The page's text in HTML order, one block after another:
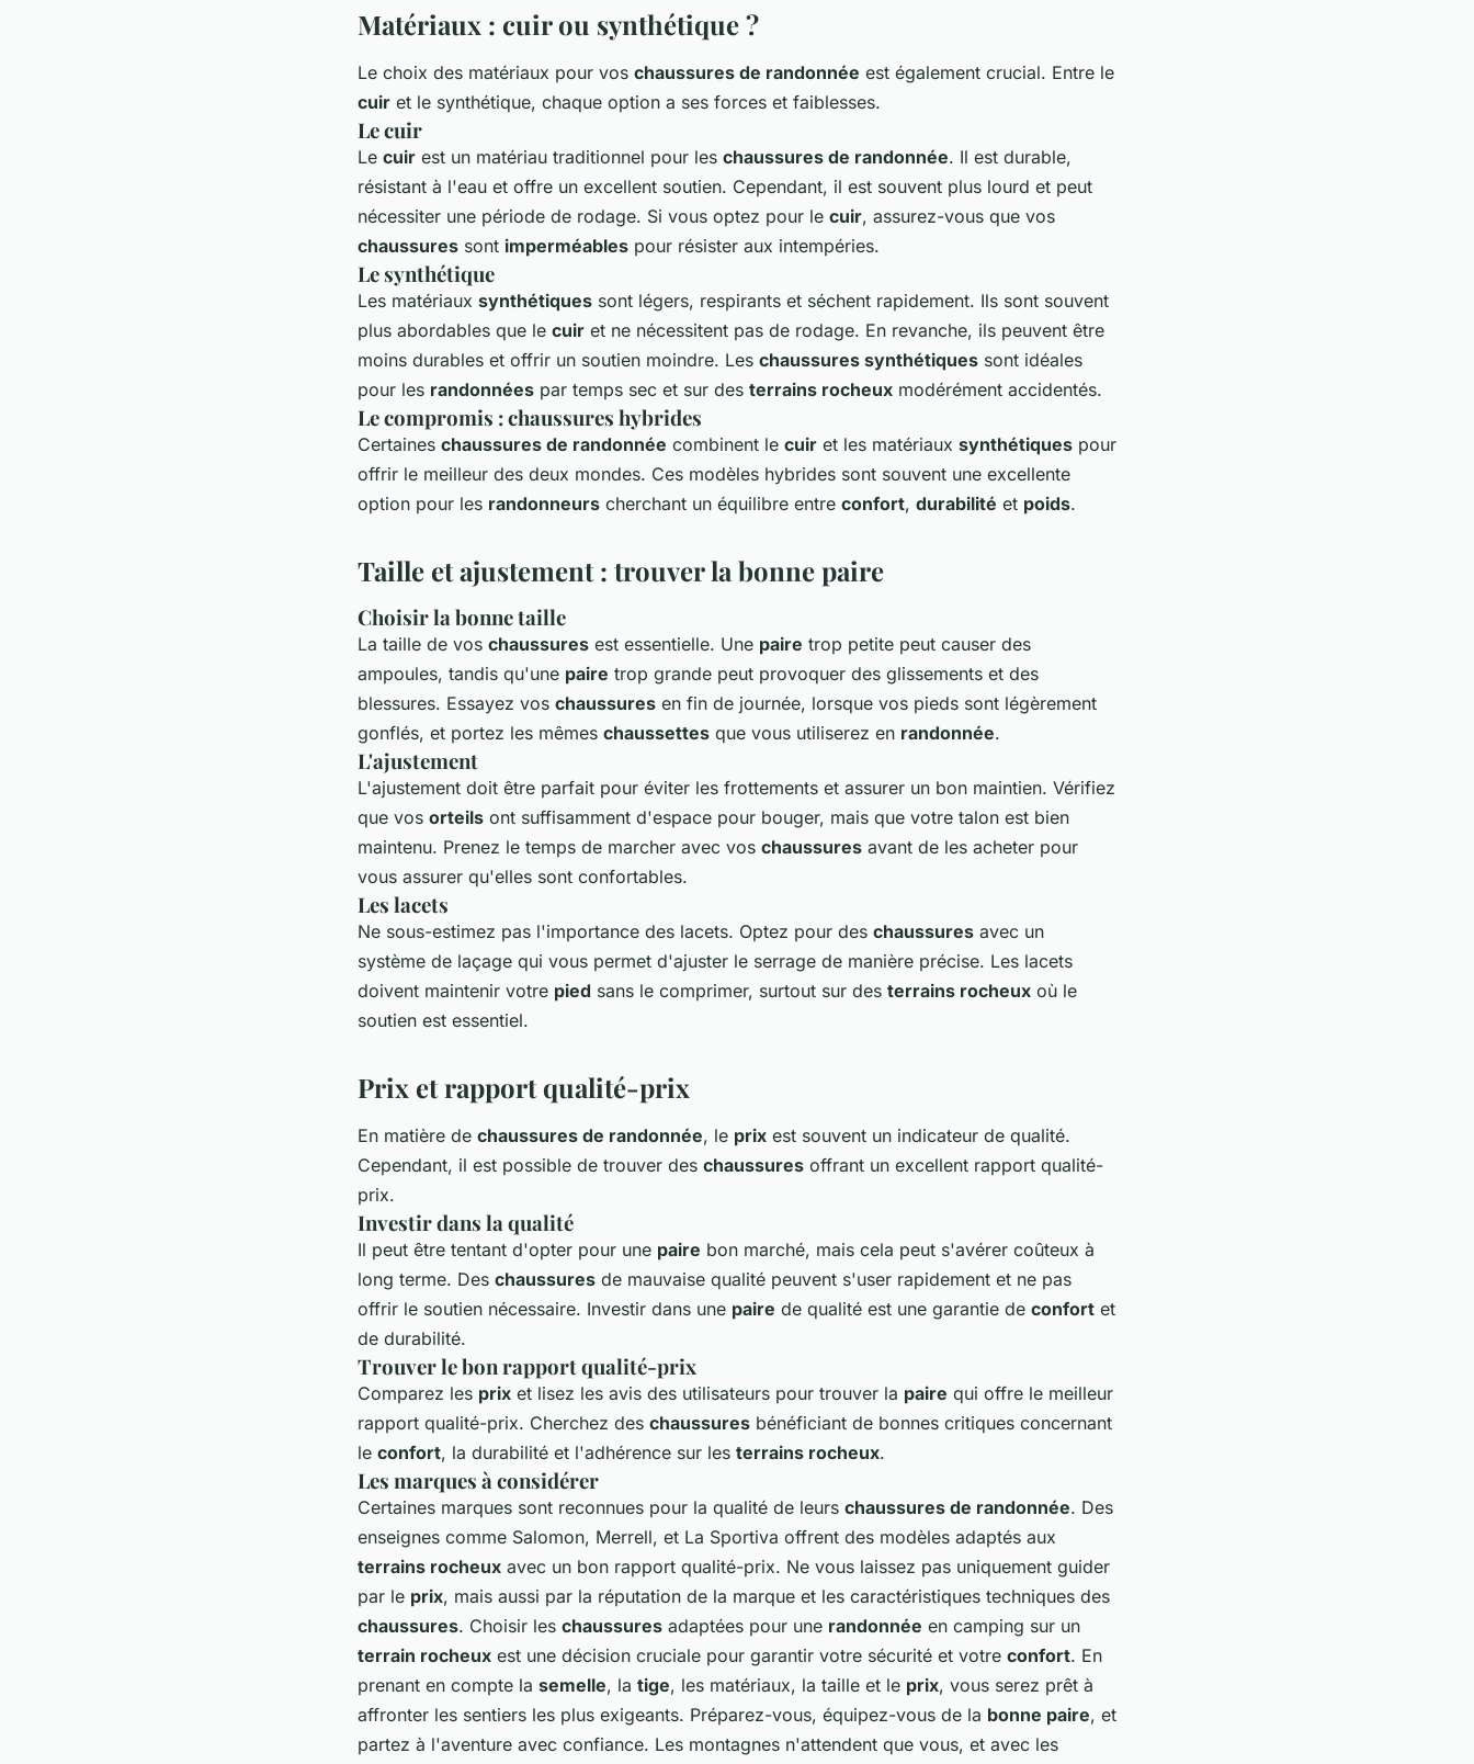
Matériaux : cuir ou synthétique ?
Le choix des matériaux pour vos chaussures de randonnée est également crucial. Entre le
cuir et le synthétique, chaque option a ses forces et faiblesses.
Le cuir
Le cuir est un matériau traditionnel pour les chaussures de randonnée. Il est durable,
résistant à l'eau et offre un excellent soutien. Cependant, il est souvent plus lourd et peut
nécessiter une période de rodage. Si vous optez pour le cuir, assurez-vous que vos
chaussures sont imperméables pour résister aux intempéries.
Le synthétique
Les matériaux synthétiques sont légers, respirants et séchent rapidement. Ils sont souvent
plus abordables que le cuir et ne nécessitent pas de rodage. En revanche, ils peuvent être
moins durables et offrir un soutien moindre. Les chaussures synthétiques sont idéales
pour les randonnées par temps sec et sur des terrains rocheux modérément accidentés.
Le compromis : chaussures hybrides
Certaines chaussures de randonnée combinent le cuir et les matériaux synthétiques pour
offrir le meilleur des deux mondes. Ces modèles hybrides sont souvent une excellente
option pour les randonneurs cherchant un équilibre entre confort, durabilité et poids.
Taille et ajustement : trouver la bonne paire
Choisir la bonne taille
La taille de vos chaussures est essentielle. Une paire trop petite peut causer des
ampoules, tandis qu'une paire trop grande peut provoquer des glissements et des
blessures. Essayez vos chaussures en fin de journée, lorsque vos pieds sont légèrement
gonflés, et portez les mêmes chaussettes que vous utiliserez en randonnée.
L'ajustement
L'ajustement doit être parfait pour éviter les frottements et assurer un bon maintien. Vérifiez
que vos orteils ont suffisamment d'espace pour bouger, mais que votre talon est bien
maintenu. Prenez le temps de marcher avec vos chaussures avant de les acheter pour
vous assurer qu'elles sont confortables.
Les lacets
Ne sous-estimez pas l'importance des lacets. Optez pour des chaussures avec un
système de laçage qui vous permet d'ajuster le serrage de manière précise. Les lacets
doivent maintenir votre pied sans le comprimer, surtout sur des terrains rocheux où le
soutien est essentiel.
Prix et rapport qualité-prix
En matière de chaussures de randonnée, le prix est souvent un indicateur de qualité.
Cependant, il est possible de trouver des chaussures offrant un excellent rapport qualité-
prix.
Investir dans la qualité
Il peut être tentant d'opter pour une paire bon marché, mais cela peut s'avérer coûteux à
long terme. Des chaussures de mauvaise qualité peuvent s'user rapidement et ne pas
offrir le soutien nécessaire. Investir dans une paire de qualité est une garantie de confort et
de durabilité.
Trouver le bon rapport qualité-prix
Comparez les prix et lisez les avis des utilisateurs pour trouver la paire qui offre le meilleur
rapport qualité-prix. Cherchez des chaussures bénéficiant de bonnes critiques concernant
le confort, la durabilité et l'adhérence sur les terrains rocheux.
Les marques à considérer
Certaines marques sont reconnues pour la qualité de leurs chaussures de randonnée. Des
enseignes comme Salomon, Merrell, et La Sportiva offrent des modèles adaptés aux
terrains rocheux avec un bon rapport qualité-prix. Ne vous laissez pas uniquement guider
par le prix, mais aussi par la réputation de la marque et les caractéristiques techniques des
chaussures. Choisir les chaussures adaptées pour une randonnée en camping sur un
terrain rocheux est une décision cruciale pour garantir votre sécurité et votre confort. En
prenant en compte la semelle, la tige, les matériaux, la taille et le prix, vous serez prêt à
affronter les sentiers les plus exigeants. Préparez-vous, équipez-vous de la bonne paire, et
partez à l'aventure avec confiance. Les montagnes n'attendent que vous, et avec les